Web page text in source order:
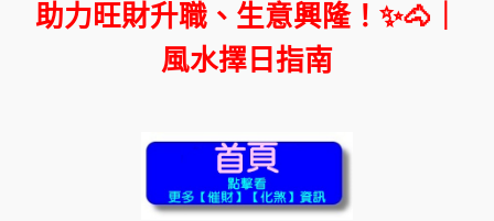
助力旺財升職、生意興隆！✨🐴｜
風水擇日指南